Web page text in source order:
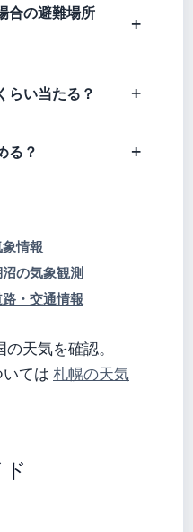
合の避難場所
らい当たる？
る？
情報
の気象観測
・交通情報
の天気を確認。
ては 札幌の天気